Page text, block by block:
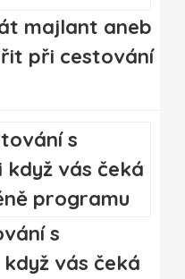
majlant aneb
při cestování
s
vás čeká